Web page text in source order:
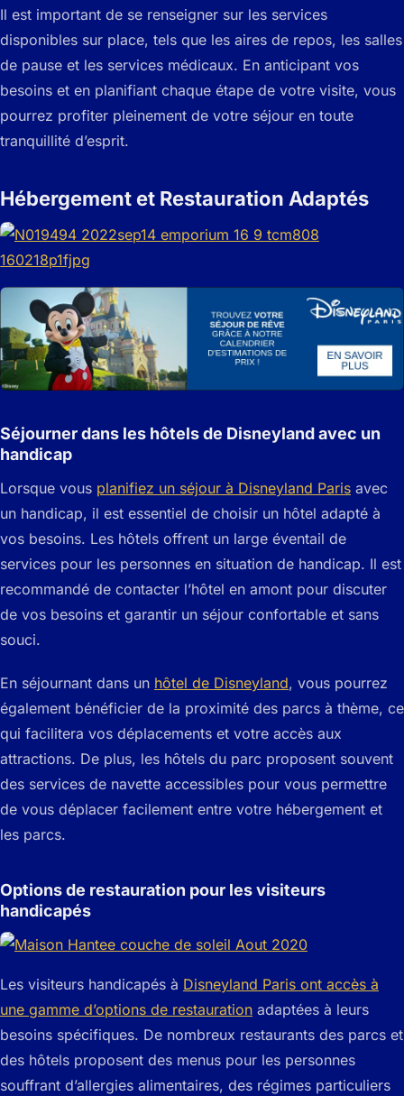
Il est important de se renseigner sur les services
disponibles sur place, tels que les aires de repos, les salles
de pause et les services médicaux. En anticipant vos
besoins et en planifiant chaque étape de votre visite, vous
pourrez profiter pleinement de votre séjour en toute
tranquillité d’esprit.
Hébergement et Restauration Adaptés
Séjourner dans les hôtels de Disneyland avec un
handicap
Lorsque vous planifiez un séjour à Disneyland Paris avec
un handicap, il est essentiel de choisir un hôtel adapté à
vos besoins. Les hôtels offrent un large éventail de
services pour les personnes en situation de handicap. Il est
recommandé de contacter l’hôtel en amont pour discuter
de vos besoins et garantir un séjour confortable et sans
souci.
En séjournant dans un hôtel de Disneyland, vous pourrez
également bénéficier de la proximité des parcs à thème, ce
qui facilitera vos déplacements et votre accès aux
attractions. De plus, les hôtels du parc proposent souvent
des services de navette accessibles pour vous permettre
de vous déplacer facilement entre votre hébergement et
les parcs.
Options de restauration pour les visiteurs
handicapés
Les visiteurs handicapés à Disneyland Paris ont accès à
une gamme d’options de restauration adaptées à leurs
besoins spécifiques. De nombreux restaurants des parcs et
des hôtels proposent des menus pour les personnes
souffrant d’allergies alimentaires, des régimes particuliers